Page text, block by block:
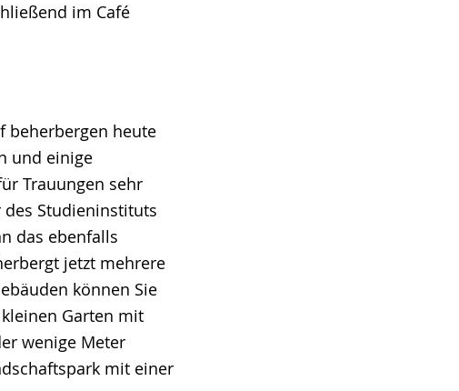
im Café
beherbergen heute
und einige
Trauungen sehr
Studieninstituts
das ebenfalls
jetzt mehrere
können Sie
Garten mit
wenige Meter
mit einer